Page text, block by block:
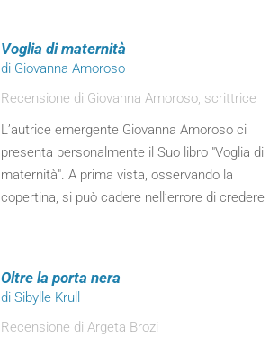
Voglia di maternità
di Giovanna Amoroso
Recensione di Giovanna Amoroso, scrittrice
L’autrice emergente Giovanna Amoroso ci
presenta personalmente il Suo libro "Voglia di
maternità". A prima vista, osservando la
copertina, si può cadere nell’errore di credere
Oltre la porta nera
di Sibylle Krull
Recensione di Argeta Brozi